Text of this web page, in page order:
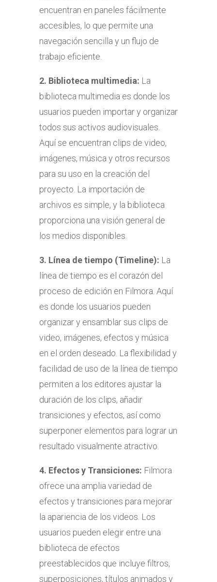
encuentran en paneles fácilmente
accesibles, lo que permite una
navegación sencilla y un flujo de
trabajo eficiente.
2. Biblioteca multimedia: La
biblioteca multimedia es donde los
usuarios pueden importar y organizar
todos sus activos audiovisuales.
Aquí se encuentran clips de video,
imágenes, música y otros recursos
para su uso en la creación del
proyecto. La importación de
archivos es simple, y la biblioteca
proporciona una visión general de
los medios disponibles.
3. Línea de tiempo (Timeline): La
línea de tiempo es el corazón del
proceso de edición en Filmora. Aquí
es donde los usuarios pueden
organizar y ensamblar sus clips de
video, imágenes, efectos y música
en el orden deseado. La flexibilidad y
facilidad de uso de la línea de tiempo
permiten a los editores ajustar la
duración de los clips, añadir
transiciones y efectos, así como
superponer elementos para lograr un
resultado visualmente atractivo.
4. Efectos y Transiciones: Filmora
ofrece una amplia variedad de
efectos y transiciones para mejorar
la apariencia de los videos. Los
usuarios pueden elegir entre una
biblioteca de efectos
preestablecidos que incluye filtros,
superposiciones, títulos animados y